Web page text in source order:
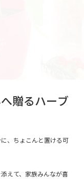
贈るハーブ
、ちょこんと置ける可
えて、家族みんなが喜